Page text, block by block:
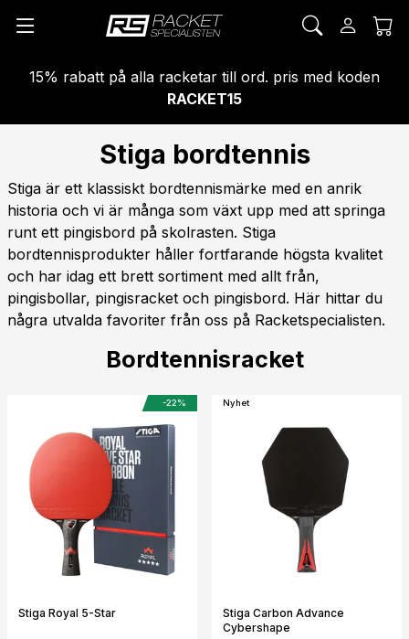
15% rabatt på alla racketar till ord. pris med koden
RACKET15
Stiga bordtennis
Stiga är ett klassiskt bordtennismärke med en anrik
historia och vi är många som växt upp med att springa
runt ett pingisbord på skolrasten. Stiga
bordtennisprodukter håller fortfarande högsta kvalitet
och har idag ett brett sortiment med allt från,
pingisbollar, pingisracket och pingisbord. Här hittar du
några utvalda favoriter från oss på Racketspecialisten.
Bordtennisracket
-22%
Stiga Royal 5-Star
Nyhet
Stiga Carbon Advance
Cybershape